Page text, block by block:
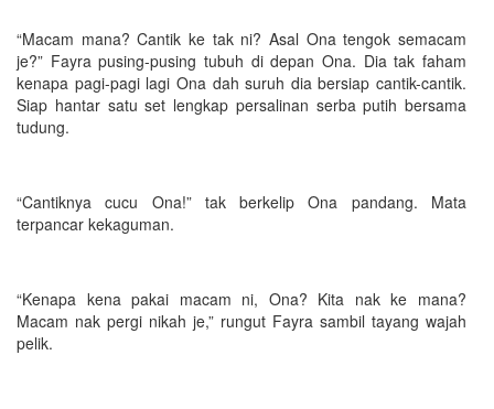
“Macam mana? Cantik ke tak ni? Asal Ona tengok semacam
je?” Fayra pusing-pusing tubuh di depan Ona. Dia tak faham
kenapa pagi-pagi lagi Ona dah suruh dia bersiap cantik-cantik.
Siap hantar satu set lengkap persalinan serba putih bersama
tudung.
“Cantiknya cucu Ona!” tak berkelip Ona pandang. Mata
terpancar kekaguman.
“Kenapa kena pakai macam ni, Ona? Kita nak ke mana?
Macam nak pergi nikah je,” rungut Fayra sambil tayang wajah
pelik.